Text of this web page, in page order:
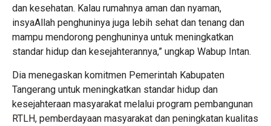
dan kesehatan. Kalau rumahnya aman dan nyaman,
insyaAllah penghuninya juga lebih sehat dan tenang dan
mampu mendorong penghuninya untuk meningkatkan
standar hidup dan kesejahterannya,” ungkap Wabup Intan.
Dia menegaskan komitmen Pemerintah Kabupaten
Tangerang untuk meningkatkan standar hidup dan
kesejahteraan masyarakat melalui program pembangunan
RTLH, pemberdayaan masyarakat dan peningkatan kualitas